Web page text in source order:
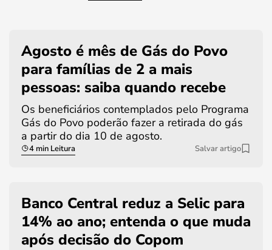
Agosto é mês de Gás do Povo
para famílias de 2 a mais
pessoas: saiba quando recebe
Os beneficiários contemplados pelo Programa
Gás do Povo poderão fazer a retirada do gás
a partir do dia 10 de agosto.
4 min Leitura Salvar artigo
Banco Central reduz a Selic para
14% ao ano; entenda o que muda
após decisão do Copom